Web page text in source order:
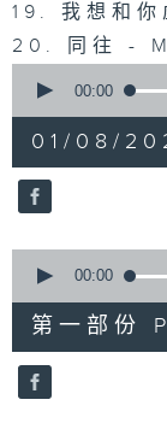
19. 我想和
20. 同往 -
seconds
hour,
44
minutes,
11
90%
00:00
01/08/
seconds
53
minutes,
30
seconds
90%
00:00
第一部份